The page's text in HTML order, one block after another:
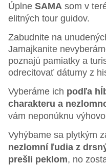
ÚplneSAMA som v
elitných tour guidov.
Zabudnite na
Jamajkanite
poznajú pamiatky a
odrecitovať dátumy z
Vyberáme ich podľa
charakteru a
vám neponúknu
Vyhýbame sa plytkým
nezlomní ľudia z
prešli peklom, no